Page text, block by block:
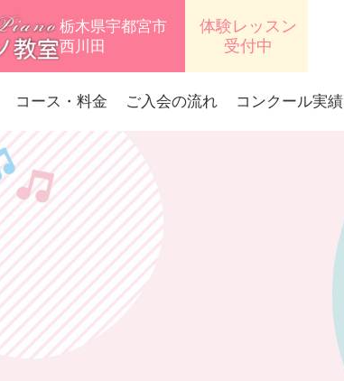
栃木県宇都宮市
西川田
コース・料金 ご入会の流れ コンクール実績
体験レッスン
受付中